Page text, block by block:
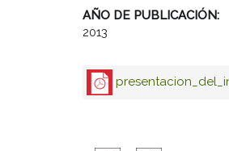
AÑO DE PUBLICACIÓN:
2013